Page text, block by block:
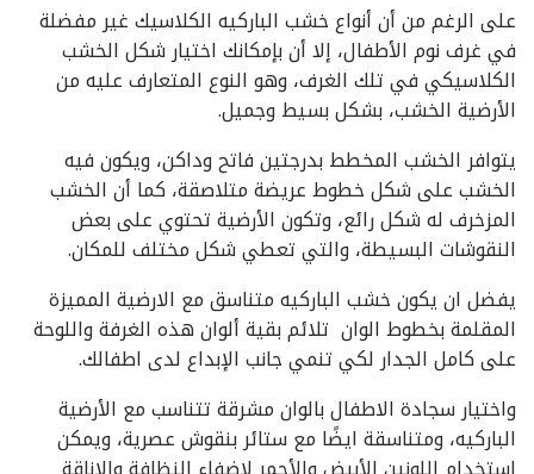
على الرغم من أن أنواع خشب الباركيه الكلاسيك غير مفضلة
في غرف نوم الأطفال، إلا أن بإمكانك اختيار شكل الخشب
الكلاسيكي في تلك الغرف، وهو النوع المتعارف عليه من
الأرضية الخشب، بشكل بسيط وجميل.
يتوافر الخشب المخطط بدرجتين فاتح وداكن، ويكون فيه
الخشب على شكل خطوط عريضة متلاصقة، كما أن الخشب
المزخرف له شكل رائع، وتكون الأرضية تحتوي على بعض
النقوشات البسيطة، والتي تعطي شكل مختلف للمكان.
يفضل ان يكون خشب الباركيه متناسق مع الارضية المميزة
المقلمة بخطوط الوان تلائم بقية ألوان هذه الغرفة واللوحة
على كامل الجدار لكي تنمي جانب الإبداع لدى اطفالك.
واختيار سجادة الاطفال بالوان مشرقة تتناسب مع الأرضية
الباركيه، ومتناسقة ايضًا مع ستائر بنقوش عصرية، ويمكن